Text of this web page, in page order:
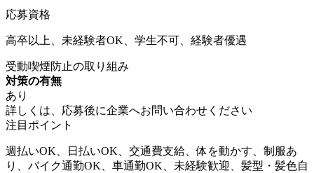
応募資格
高卒以上、未経験者OK、学生不可、経験者優遇
受動喫煙防止の取り組み
対策の有無
あり
詳しくは、応募後に企業へお問い合わせください
注目ポイント
週払いOK、日払いOK、交通費支給、体を動かす、制服あ
り、バイク通勤OK、車通勤OK、未経験歓迎、髪型・髪色自